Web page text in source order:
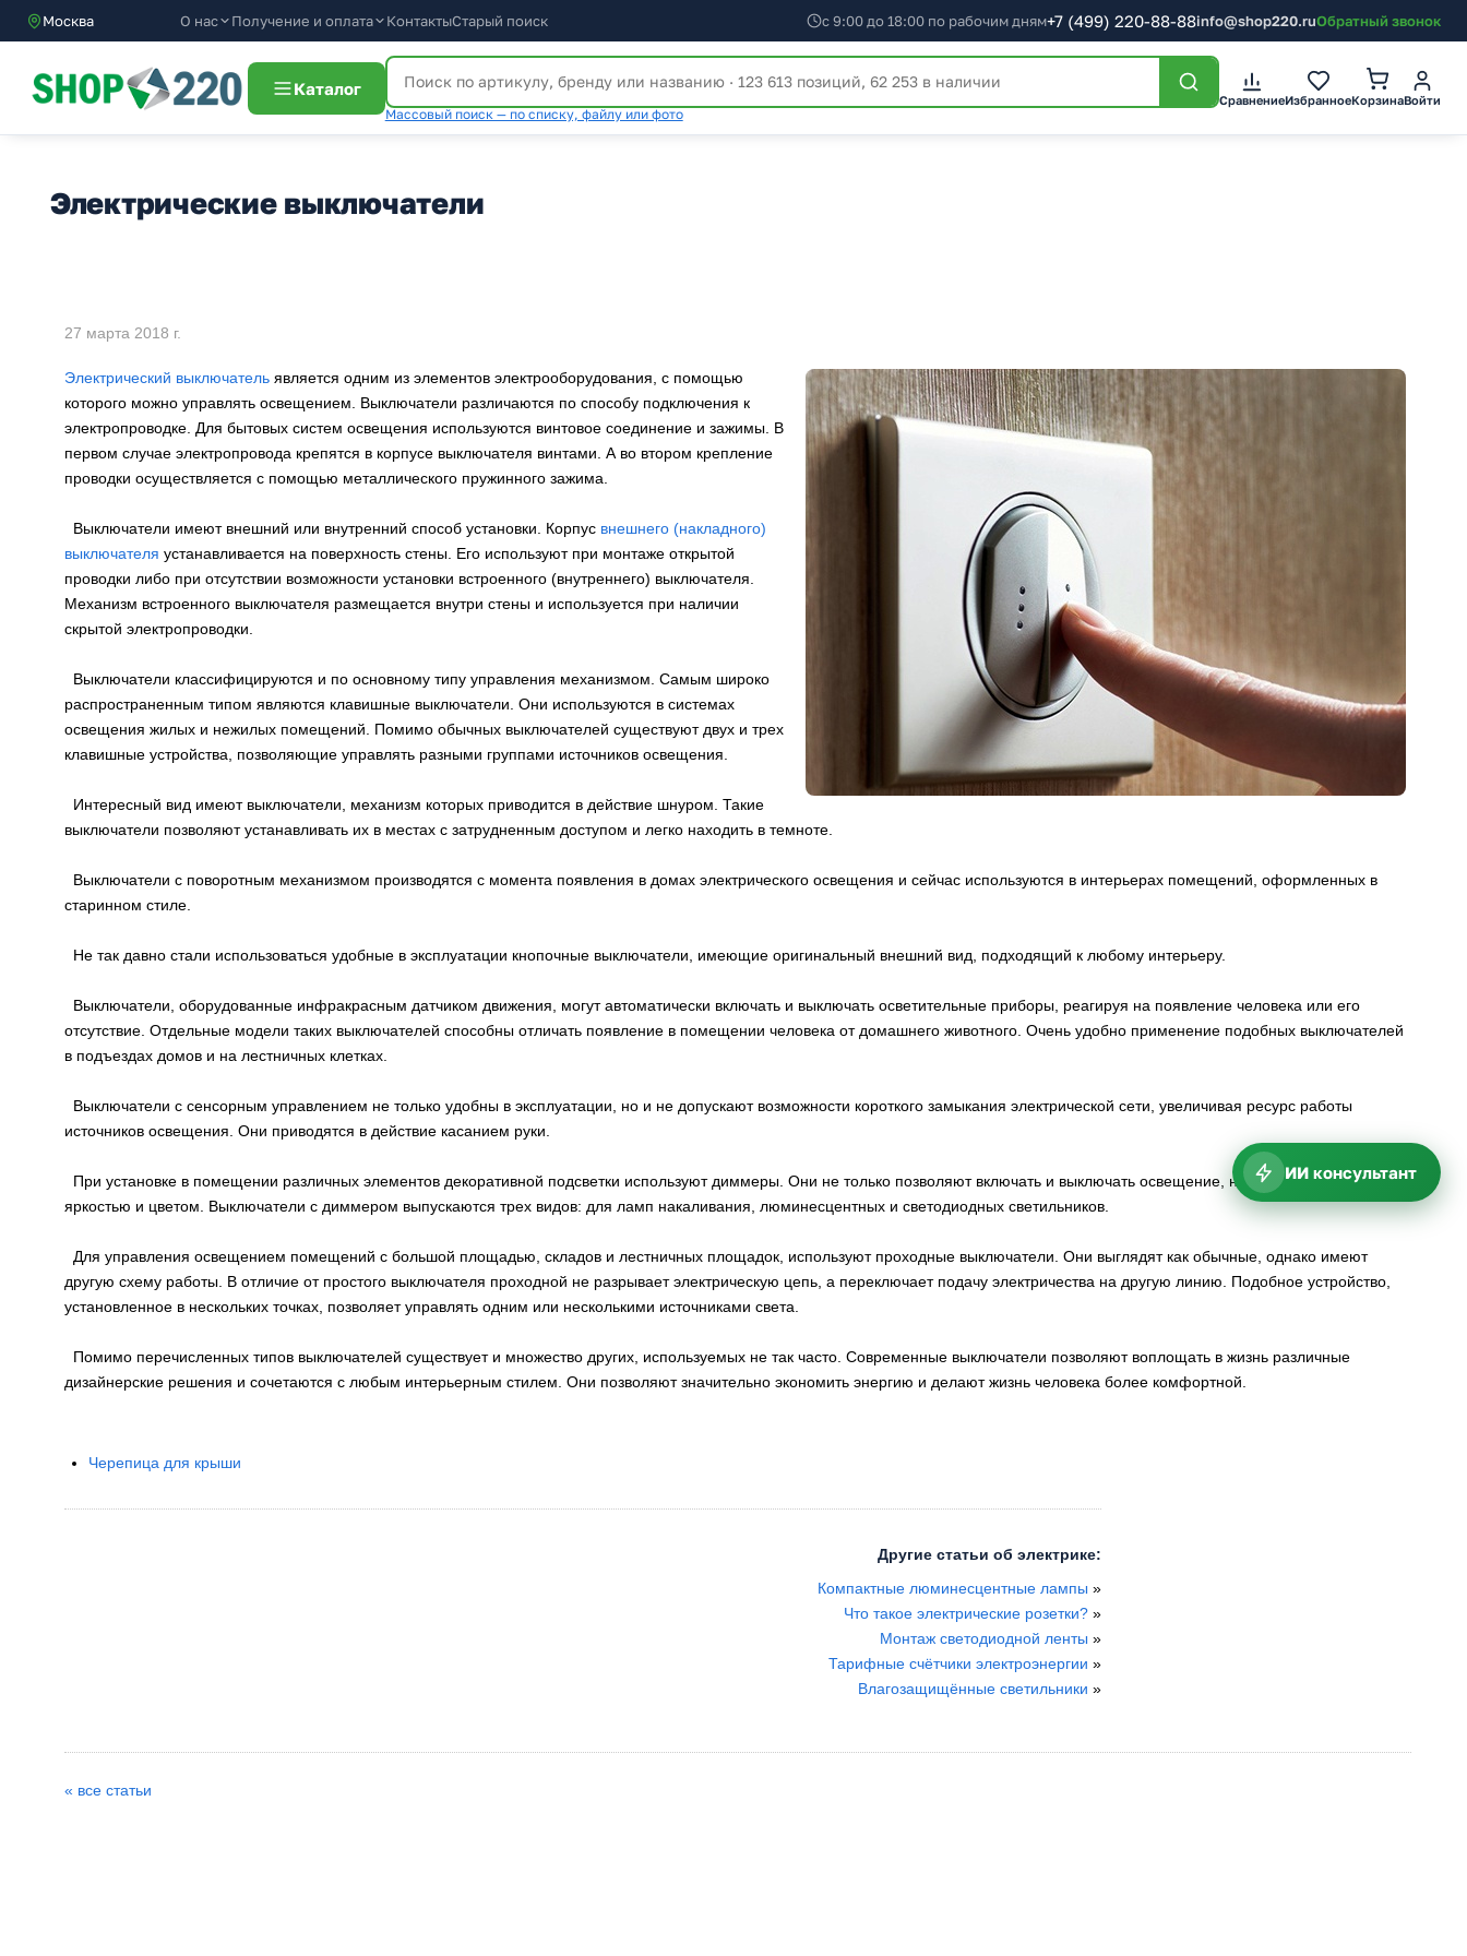
Москва О нас Получение и оплата КонтактыСтарый поиск с 9:00 до 18:00 по рабочим дням+7 (499) 220-88-88info@shop220.ruОбратный звонок
Каталог
Массовый поиск — по списку, файлу или фото
СравнениеИзбранноеКорзинаВойти
Электрические выключатели
27 марта 2018 г.
Электрический выключатель является одним из элементов электрооборудования, с помощью
которого можно управлять освещением. Выключатели различаются по способу подключения к
электропроводке. Для бытовых систем освещения используются винтовое соединение и зажимы. В
первом случае электропровода крепятся в корпусе выключателя винтами. А во втором крепление
проводки осуществляется с помощью металлического пружинного зажима.
Выключатели имеют внешний или внутренний способ установки. Корпус внешнего (накладного)
выключателя устанавливается на поверхность стены. Его используют при монтаже открытой
проводки либо при отсутствии возможности установки встроенного (внутреннего) выключателя.
Механизм встроенного выключателя размещается внутри стены и используется при наличии
скрытой электропроводки.
Выключатели классифицируются и по основному типу управления механизмом. Самым широко
распространенным типом являются клавишные выключатели. Они используются в системах
освещения жилых и нежилых помещений. Помимо обычных выключателей существуют двух и трех
клавишные устройства, позволяющие управлять разными группами источников освещения.
Интересный вид имеют выключатели, механизм которых приводится в действие шнуром. Такие
выключатели позволяют устанавливать их в местах с затрудненным доступом и легко находить в темноте.
Выключатели с поворотным механизмом производятся с момента появления в домах электрического освещения и сейчас используются в интерьерах помещений, оформленных в
старинном стиле.
Не так давно стали использоваться удобные в эксплуатации кнопочные выключатели, имеющие оригинальный внешний вид, подходящий к любому интерьеру.
Выключатели, оборудованные инфракрасным датчиком движения, могут автоматически включать и выключать осветительные приборы, реагируя на появление человека или его
отсутствие. Отдельные модели таких выключателей способны отличать появление в помещении человека от домашнего животного. Очень удобно применение подобных выключателей
в подъездах домов и на лестничных клетках.
Выключатели с сенсорным управлением не только удобны в эксплуатации, но и не допускают возможности короткого замыкания электрической сети, увеличивая ресурс работы
источников освещения. Они приводятся в действие касанием руки.
При установке в помещении различных элементов декоративной подсветки используют диммеры. Они не только позволяют включать и выключать освещение, но и управлять его
яркостью и цветом. Выключатели с диммером выпускаются трех видов: для ламп накаливания, люминесцентных и светодиодных светильников.
Для управления освещением помещений с большой площадью, складов и лестничных площадок, используют проходные выключатели. Они выглядят как обычные, однако имеют
другую схему работы. В отличие от простого выключателя проходной не разрывает электрическую цепь, а переключает подачу электричества на другую линию. Подобное устройство,
установленное в нескольких точках, позволяет управлять одним или несколькими источниками света.
Помимо перечисленных типов выключателей существует и множество других, используемых не так часто. Современные выключатели позволяют воплощать в жизнь различные
дизайнерские решения и сочетаются с любым интерьерным стилем. Они позволяют значительно экономить энергию и делают жизнь человека более комфортной.
Черепица для крыши
Другие статьи об электрике:
Компактные люминесцентные лампы »
Что такое электрические розетки? »
Монтаж светодиодной ленты »
Тарифные счётчики электроэнергии »
Влагозащищённые светильники »
« все статьи
ИИ консультант